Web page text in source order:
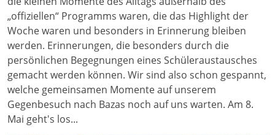
„offiziellen“ Programms waren, die das Highlight der
Woche waren und besonders in Erinnerung bleiben
werden. Erinnerungen, die besonders durch die
persönlichen Begegnungen eines Schüleraustausches
gemacht werden können. Wir sind also schon gespannt,
welche gemeinsamen Momente auf unserem
Gegenbesuch nach Bazas noch auf uns warten. Am 8.
Mai geht's los...